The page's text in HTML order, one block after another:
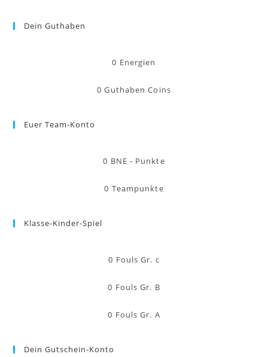
Dein Guthaben
0 Energien
0 Guthaben Coins
Euer Team-Konto
0 BNE - Punkte
0 Teampunkte
Klasse-Kinder-Spiel
0 Fouls Gr. c
0 Fouls Gr. B
0 Fouls Gr. A
Dein Gutschein-Konto